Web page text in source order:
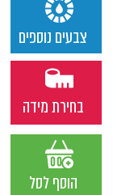
צבעים נוספים
בחירת מידה
הוסף לסל